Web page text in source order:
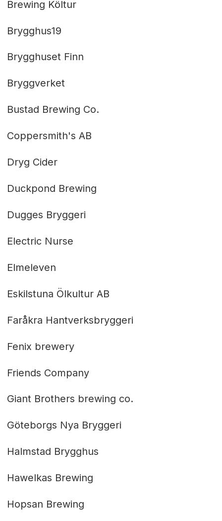
Brewing Költur
Brygghus19
Brygghuset Finn
Bryggverket
Bustad Brewing Co.
Coppersmith's AB
Dryg Cider
Duckpond Brewing
Dugges Bryggeri
Electric Nurse
Elmeleven
Eskilstuna Ölkultur AB
Faråkra Hantverksbryggeri
Fenix brewery
Friends Company
Giant Brothers brewing co.
Göteborgs Nya Bryggeri
Halmstad Brygghus
Hawelkas Brewing
Hopsan Brewing